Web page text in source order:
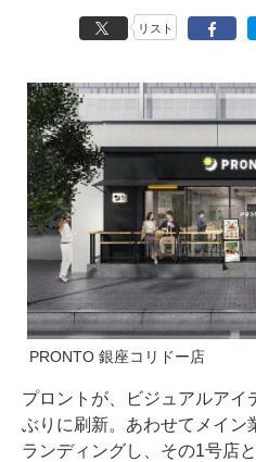
リスト
PRONTO 銀座コリドー店
プロントが、ビジュアルアイ
ぶりに刷新。あわせてメイン
ランディングし、その1号店